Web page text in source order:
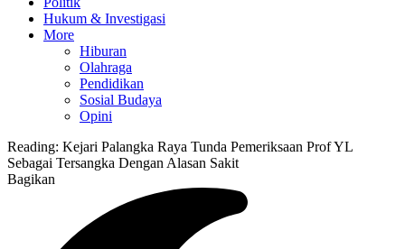
Hukum & Investigasi
More
Hiburan
Olahraga
Pendidikan
Sosial Budaya
Opini
Reading: Kejari Palangka Raya Tunda Pemeriksaan Prof YL
Sebagai Tersangka Dengan Alasan Sakit
Bagikan